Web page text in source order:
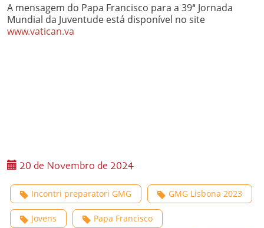
A mensagem do Papa Francisco para a 39ª Jornada
Mundial da Juventude está disponível no site
www.vatican.va
20 de Novembro de 2024
Incontri preparatori GMG GMG Lisbona 2023
Jovens Papa Francisco